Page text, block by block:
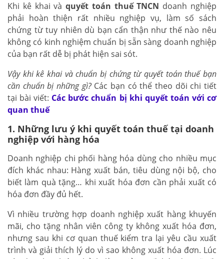
Khi kê khai vàquyết toán thuế TNCN doanh nghiệp
phải hoàn thiện rất nhiều nghiệp vụ, làm số sách
chứng từ tuy nhiên dù bạn cẩn thận như thế nào nêu
không có kinh nghiệm chuẩn bị sẵn sàng doanh nghiệp
của bạn rất dễ bị phát hiện sai sót.
Vậy khi kê khai và chuẩn bị chứng từ quyết toán thuế bạn
cần chuẩn bị những gì? Các bạn có thể theo dõi chi tiết
tại bài viết: Các bước chuẩn bị khi quyết toán với cơ
quan thuế
1. Những lưu ý khi quyết toán thuế tại doanh
nghiệp với hàng hóa
Doanh nghiệp chi phối hàng hóa dùng cho nhiều mục
đích khác nhau: Hàng xuất bán, tiêu dùng nội bộ, cho
biết làm quà tặng… khi xuất hóa đơn cần phải xuất có
hóa đơn đầy đủ hết.
Vì nhiều trường hợp doanh nghiệp xuất hàng khuyến
mãi, cho tặng nhân viên công ty không xuất hóa đơn,
nhưng sau khi cơ quan thuế kiểm tra lại yêu cầu xuất
trình và giải thích lý do vì sao không xuất hóa đơn. Lúc